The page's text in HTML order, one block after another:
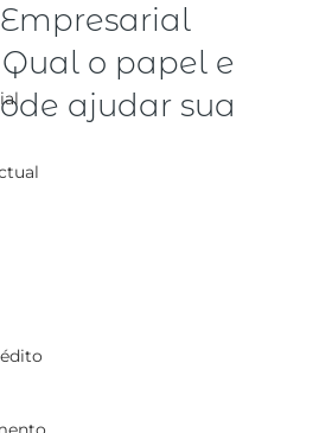
o papel e
ajudar sua